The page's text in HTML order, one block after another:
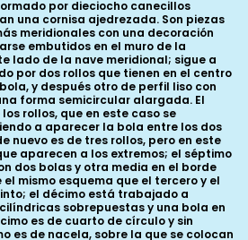
por dieciocho canecillos
una cornisa ajedrezada. Son piezas
meridionales con una decoración
embutidos en el muro de la
lado de la nave meridional; sigue a
por dos rollos que tienen en el centro
y después otro de perfil liso con
forma semicircular alargada. El
rollos, que en este caso se
a aparecer la bola entre los dos
nuevo es de tres rollos, pero en este
aparecen a los extremos; el séptimo
dos bolas y otra media en el borde
mismo esquema que el tercero y el
el décimo está trabajado a
sobrepuestas y una bola en
es de cuarto de círculo y sin
es de nacela, sobre la que se colocan